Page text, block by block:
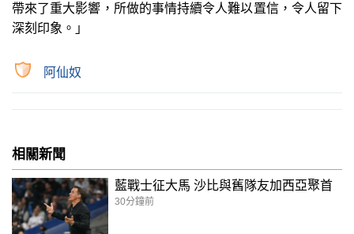
帶來了重大影響，所做的事情持續令人難以置信，令人留下
深刻印象。」
阿仙奴
相關新聞
藍戰士征大馬 沙比與舊隊友加西亞聚首
30分鐘前